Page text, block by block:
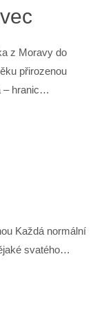
z Moravy do
přirozenou
– hranic…
Každá normální
svatého…